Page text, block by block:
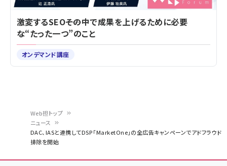
Web担トップ
ニュース
DAC、IASと連携してDSP「MarketOne」の全広告キャンペーンでアドフラウド
排除を開始
激変するSEO――その中で成果を上げるために必要
な“たった一つ”のこと
オンデマンド講座